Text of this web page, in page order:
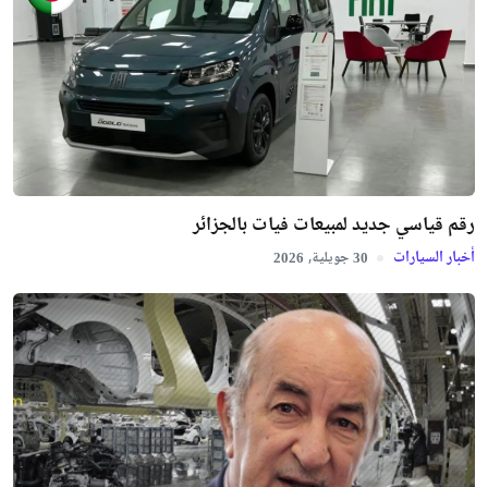
رقم قياسي جديد لمبيعات فيات بالجزائر
أخبار السيارات 30 جويلية, 2026